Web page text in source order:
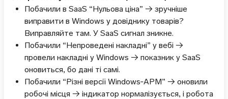
Побачили в SaaS “Нульова ціна” → зручніше
виправити в Windows у довіднику товарів?
Виправляйте там. У SaaS сигнал зникне.
Побачили “Непроведені накладні” у вебі →
провели накладні у Windows → показник у SaaS
оновиться, бо дані ті самі.
Побачили “Різні версії Windows‑АРМ” → оновили
робочі місця → індикатор нормалізується, і робота